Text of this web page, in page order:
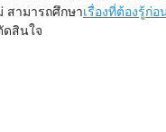
สามารถศึกษาเรื่องที่ต้องรู้ก่
ดสินใจ